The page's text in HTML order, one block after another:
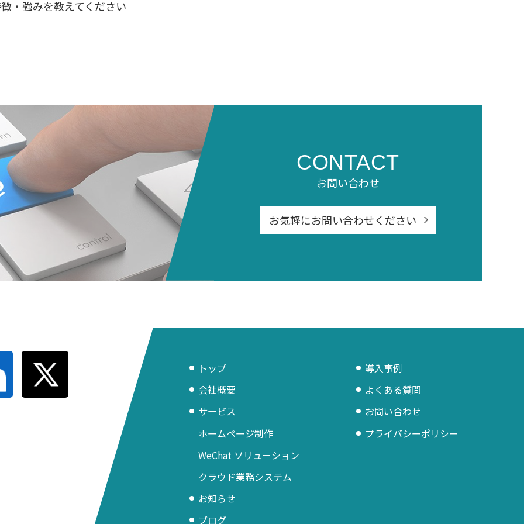
・強みを教えてください
CONTACT
お問い合わせ
お気軽にお問い合わせください
トップ
会社概要
サービス
ホームページ制作
WeChat ソリューション
クラウド業務システム
お知らせ
ブログ
導入事例
よくある質問
お問い合わせ
プライバシーポリシー